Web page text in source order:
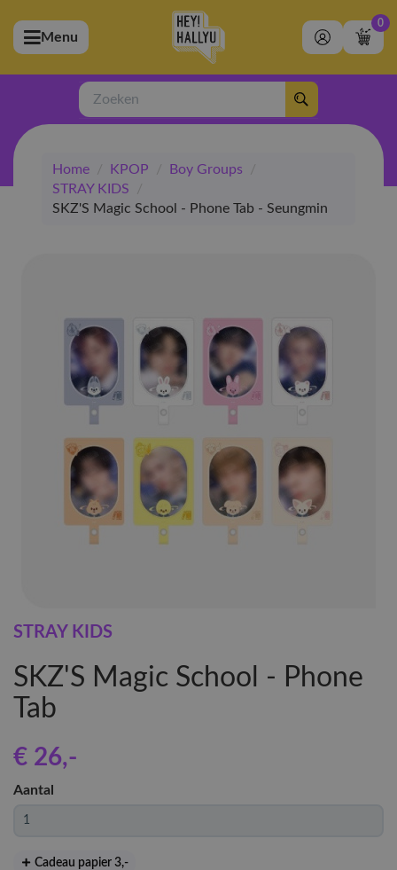
(Artiesten)
(Merchandise)
(Exclusive)
(Winkel)
Menu
0
Zoeken
Home / KPOP / Boy Groups
/
STRAY KIDS
/
SKZ'S Magic School - Phone Tab - Seungmin
STRAY KIDS
SKZ'S Magic School - Phone
Tab
€ 26,-
Aantal
Cadeau papier 3,-